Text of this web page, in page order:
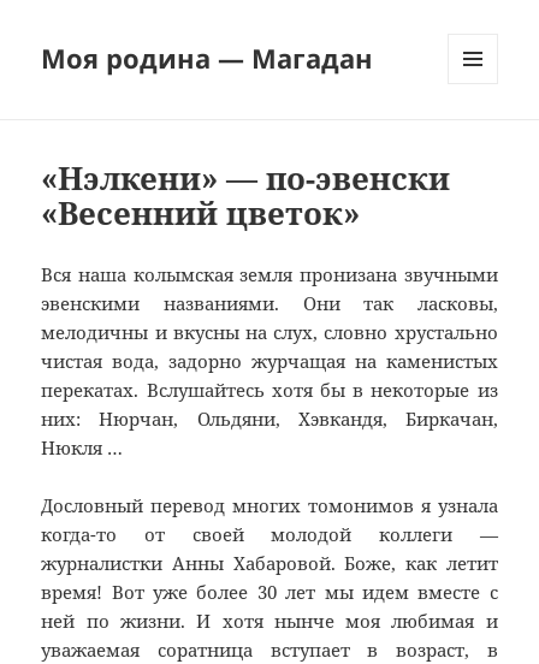
Моя родина — Магадан
«Нэлкени» — по-эвенски
«Весенний цветок»
Вся наша колымская земля пронизана звучными
эвенскими названиями. Они так ласковы,
мелодичны и вкусны на слух, словно хрустально
чистая вода, задорно журчащая на каменистых
перекатах. Вслушайтесь хотя бы в некоторые из
них: Нюрчан, Ольдяни, Хэвкандя, Биркачан,
Нюкля …
Дословный перевод многих томонимов я узнала
когда-то от своей молодой коллеги —
журналистки Анны Хабаровой. Боже, как летит
время! Вот уже более 30 лет мы идем вместе с
ней по жизни. И хотя нынче моя любимая и
уважаемая соратница вступает в возраст, в